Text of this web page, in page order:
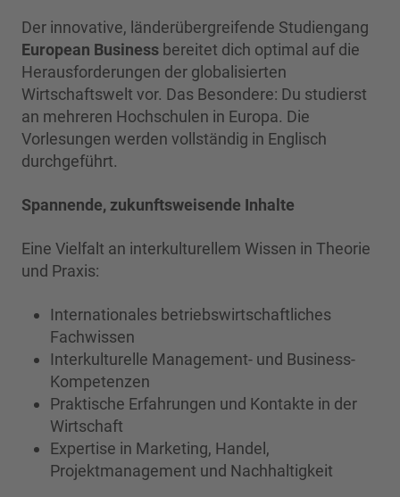
Der innovative, länderübergreifende Studiengang
European Business bereitet dich optimal auf die
Herausforderungen der globalisierten
Wirtschaftswelt vor. Das Besondere: Du studierst
an mehreren Hochschulen in Europa. Die
Vorlesungen werden vollständig in Englisch
durchgeführt.
Spannende, zukunftsweisende Inhalte
Eine Vielfalt an interkulturellem Wissen in Theorie
und Praxis:
Internationales betriebswirtschaftliches
Fachwissen
Interkulturelle Management- und Business-
Kompetenzen
Praktische Erfahrungen und Kontakte in der
Wirtschaft
Expertise in Marketing, Handel,
Projektmanagement und Nachhaltigkeit